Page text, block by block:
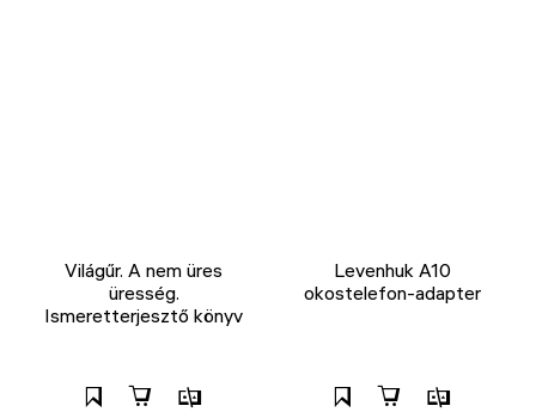
Világűr. A nem üres
üresség.
Ismeretterjesztő könyv
Levenhuk A10
okostelefon-adapter